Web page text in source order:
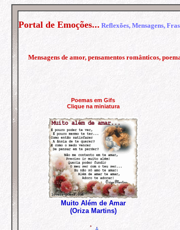
Portal de Emoções... Reflexões, Mensagens,
Mensagens de amor, pensamentos românticos,
Poemas em Gifs
Clique na miniatura
Muito Além de Amar
(Oriza Martins)